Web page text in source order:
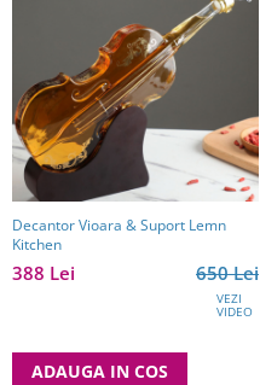
Decantor Vioara & Suport Lemn
Kitchen
650 Lei
388 Lei
VEZI
VIDEO
ADAUGA IN COS